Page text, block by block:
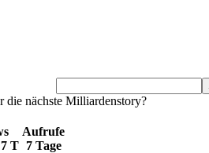
die nächste Milliardenstory?
T
Aufrufe
7 Tage